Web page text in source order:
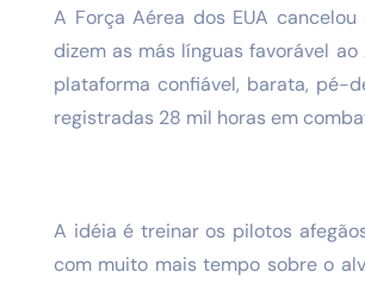
A Força Aérea dos EUA
dizem as más línguas favorável
plataforma confiável, barata, pé-
registradas 28 mil horas em
A idéia é treinar os pilotos
com muito mais tempo sobre o